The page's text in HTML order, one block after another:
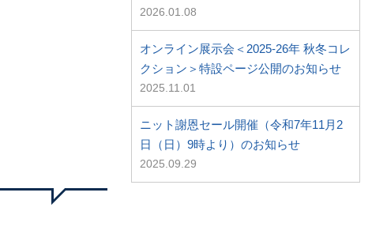
2026.01.08
オンライン展示会＜2025-26年 秋冬コレ
クション＞特設ページ公開のお知らせ
2025.11.01
ニット謝恩セール開催（令和7年11月2
日（日）9時より）のお知らせ
2025.09.29